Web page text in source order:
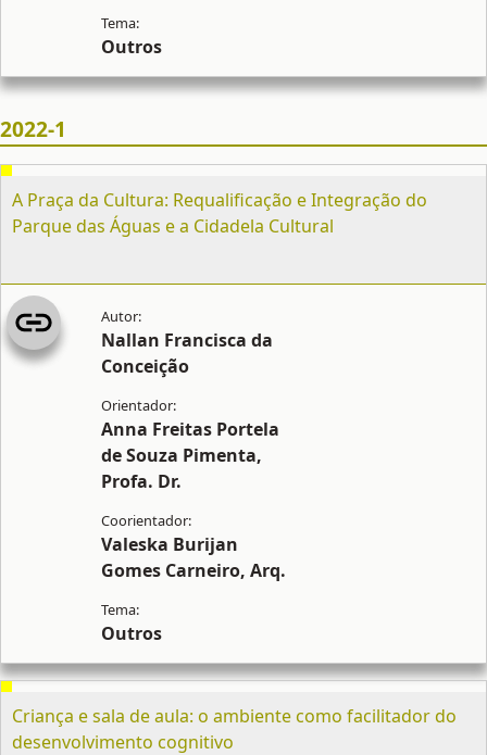
Outros
2022-1
A Praça da Cultura: Requalificação e Integração do
Parque das Águas e a Cidadela Cultural
Nallan Francisca da
Conceição
Anna Freitas Portela
de Souza Pimenta,
Profa. Dr.
Valeska Burijan
Gomes Carneiro, Arq.
Outros
Criança e sala de aula: o ambiente como facilitador do
desenvolvimento cognitivo